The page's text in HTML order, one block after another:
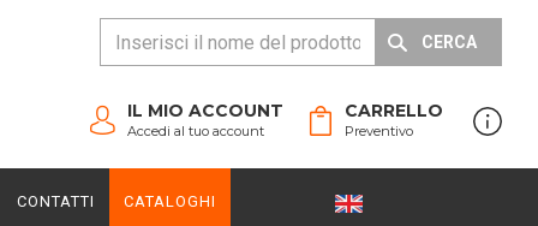
CERCA
CARRELLO
Preventivo
IL MIO ACCOUNT
Accedi al tuo account
CONTATTI CATALOGHI